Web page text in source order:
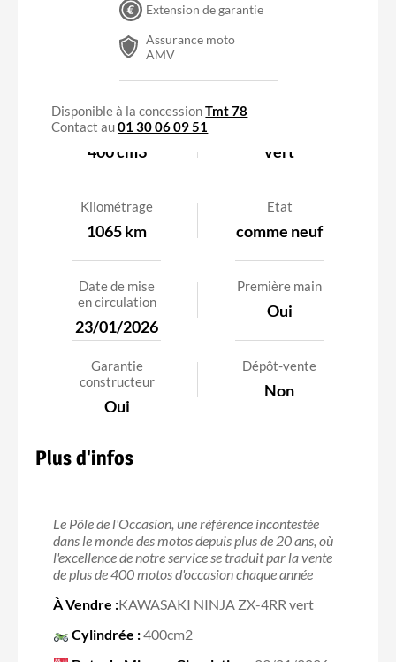
Extension de garantie
Assurance moto
AMV
Disponible à la concessionTmt 78
Contact au01 30 06 09 51
Cylindrée
400 cm3 vert
Kilométrage
1065 km
Etat
comme neuf
Date de mise
en circulation
23/01/2026
Première main
Oui
Garantie
constructeur
Oui
Dépôt-vente
Non
Plus d'infos
Le Pôle de l'Occasion, une référence incontestée
dans le monde des motos depuis plus de 20 ans, où
l'excellence de notre service se traduit par la vente
de plus de 400 motos d'occasion chaque année
À Vendre :KAWASAKI NINJA ZX-4RR vert
Cylindrée :400cm2